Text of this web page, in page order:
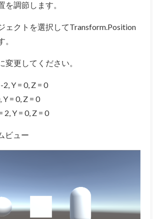
を調節します。
ェクトを選択してTransform.Position
変更してください。
Y = 0, Z = 0
= 0, Z = 0
2, Y = 0, Z = 0
ビュー